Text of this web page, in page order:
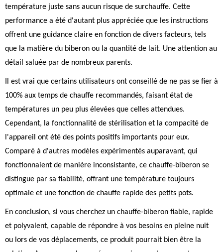
température juste sans aucun risque de surchauffe. Cette
performance a été d'autant plus appréciée que les instructions
offrent une guidance claire en fonction de divers facteurs, tels
que la matière du biberon ou la quantité de lait. Une attention au
détail saluée par de nombreux parents.
Il est vrai que certains utilisateurs ont conseillé de ne pas se fier à
100% aux temps de chauffe recommandés, faisant état de
températures un peu plus élevées que celles attendues.
Cependant, la fonctionnalité de stérilisation et la compacité de
l'appareil ont été des points positifs importants pour eux.
Comparé à d'autres modèles expérimentés auparavant, qui
fonctionnaient de manière inconsistante, ce chauffe-biberon se
distingue par sa fiabilité, offrant une température toujours
optimale et une fonction de chauffe rapide des petits pots.
En conclusion, si vous cherchez un chauffe-biberon fiable, rapide
et polyvalent, capable de répondre à vos besoins en pleine nuit
ou lors de vos déplacements, ce produit pourrait bien être la